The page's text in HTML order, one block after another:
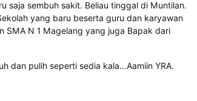
saja sembuh sakit. Beliau tinggal di Muntilan.
yang baru beserta guru dan karyawan
SMA N 1 Magelang yang juga Bapak dari
dan pulih seperti sedia kala…Aamiin YRA.